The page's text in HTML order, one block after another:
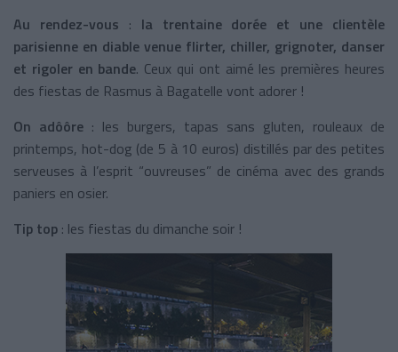
Au rendez-vous : la trentaine dorée et une clientèle
parisienne en diable venue flirter, chiller, grignoter, danser
et rigoler en bande. Ceux qui ont aimé les premières heures
des fiestas de Rasmus à Bagatelle vont adorer !
On adôôre : les burgers, tapas sans gluten, rouleaux de
printemps, hot-dog (de 5 à 10 euros) distillés par des petites
serveuses à l’esprit “ouvreuses” de cinéma avec des grands
paniers en osier.
Tip top : les fiestas du dimanche soir !